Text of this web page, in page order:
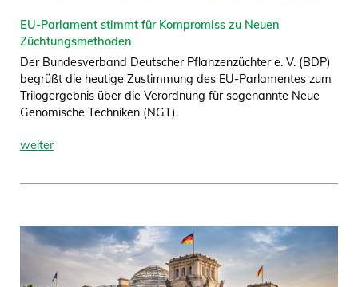
EU-Parlament stimmt für Kompromiss zu Neuen
Züchtungsmethoden
Der Bundesverband Deutscher Pflanzenzüchter e. V. (BDP)
begrüßt die heutige Zustimmung des EU-Parlamentes zum
Trilogergebnis über die Verordnung für sogenannte Neue
Genomische Techniken (NGT).
weiter